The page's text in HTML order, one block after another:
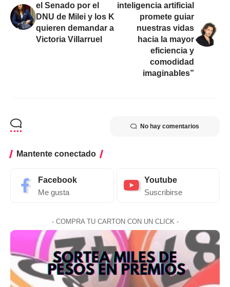
el Senado por el
DNU de Milei y los K
quieren demandar a
Victoria Villarruel
inteligencia artificial
promete guiar
nuestras vidas
hacia la mayor
eficiencia y
comodidad
imaginables”
No hay comentarios
Mantente conectado
Facebook
Me gusta
Youtube
Suscribirse
- COMPRA TU CARTON CON UN CLICK -